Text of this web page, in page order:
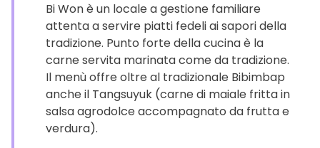
Bi Won è un locale a gestione familiare
attenta a servire piatti fedeli ai sapori della
tradizione. Punto forte della cucina è la
carne servita marinata come da tradizione.
Il menù offre oltre al tradizionale Bibimbap
anche il Tangsuyuk (carne di maiale fritta in
salsa agrodolce accompagnato da frutta e
verdura).